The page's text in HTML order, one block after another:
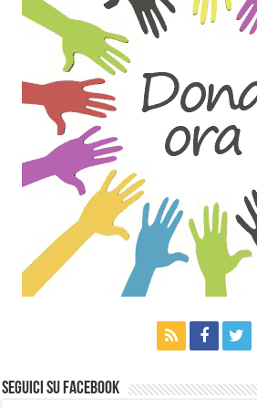
Seguici su Facebook